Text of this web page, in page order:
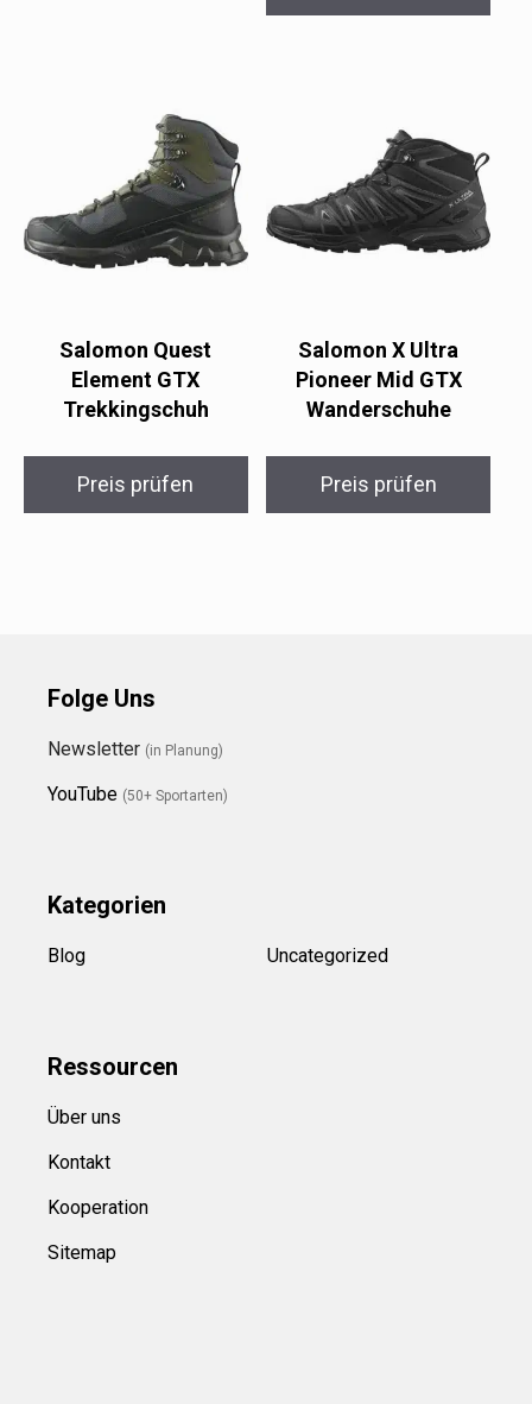
Salomon Quest
Element GTX
Trekkingschuh
Preis prüfen
Salomon X Ultra
Pioneer Mid GTX
Wanderschuhe
Preis prüfen
Folge Uns
Newsletter (in Planung)
YouTube (50+ Sportarten)
Kategorien
Blog Uncategorized
Ressourcen
Über uns
Kontakt
Kooperation
Sitemap